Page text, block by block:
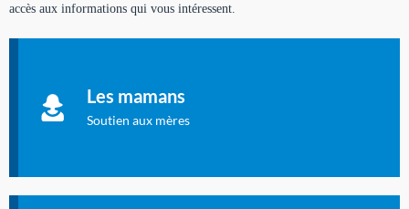
accès aux informations qui vous intéressent.
Les mamans
Soutien aux mères
à allaiter et vous informer : toutes les rubriques qui
concernent l'allaitement.